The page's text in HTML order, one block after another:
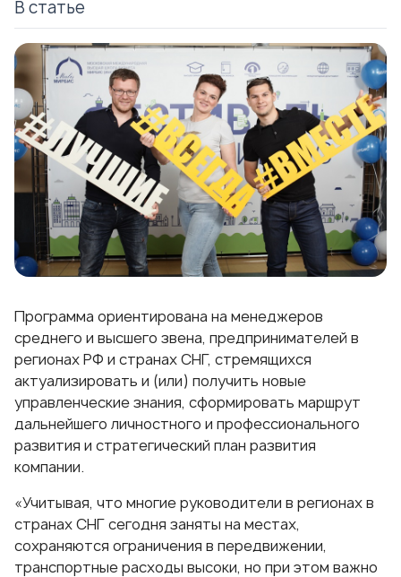
В статье
Программа ориентирована на менеджеров
среднего и высшего звена, предпринимателей в
регионах РФ и странах СНГ, стремящихся
актуализировать и (или) получить новые
управленческие знания, сформировать маршрут
дальнейшего личностного и профессионального
развития и стратегический план развития
компании.
«Учитывая, что многие руководители в регионах в
странах СНГ сегодня заняты на местах,
сохраняются ограничения в передвижении,
транспортные расходы высоки, но при этом важно